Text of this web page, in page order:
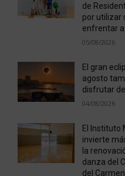
de
por utilizar
enfrentar a
05/08/2026
El gran
agosto
disfrutar
04/08/2026
El Instituto
invierte
la
danza del
del Carmen